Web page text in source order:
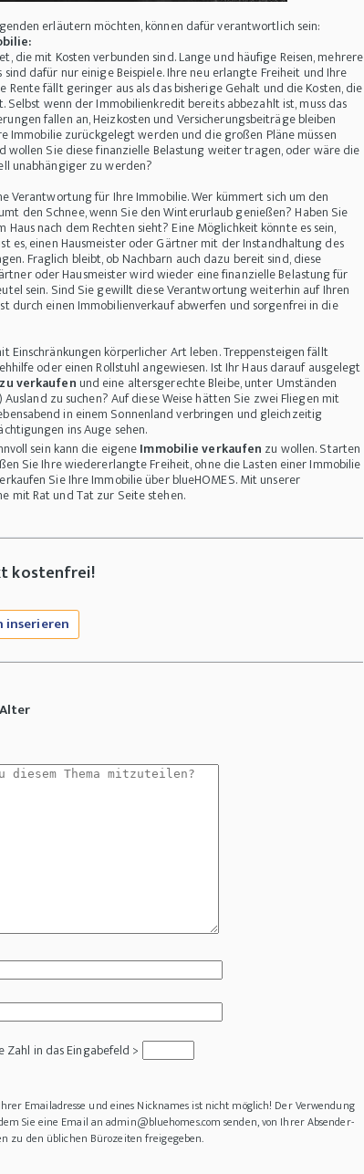
erläutern möchten, können dafür verantwortlich sein:
die mit Kosten verbunden sind. Lange und häufige Reisen, mehrere
sind dafür nur einige Beispiele. Ihre neu erlangte Freiheit und Ihre
fällt geringer aus als das bisherige Gehalt und die Kosten, die
Selbst wenn der Immobilienkredit bereits abbezahlt ist, muss das
fallen an, Heizkosten und Versicherungsbeiträge bleiben
Immobilie zurückgelegt werden und die großen Pläne müssen
wollen Sie diese finanzielle Belastung weiter tragen, oder wäre die
unabhängiger zu werden?
Verantwortung für Ihre Immobilie. Wer kümmert sich um den
den Schnee, wenn Sie den Winterurlaub genießen? Haben Sie
nach dem Rechten sieht? Eine Möglichkeit könnte es sein,
es, einen Hausmeister oder Gärtner mit der Instandhaltung des
Fraglich bleibt, ob Nachbarn auch dazu bereit sind, diese
oder Hausmeister wird wieder eine finanzielle Belastung für
sein. Sind Sie gewillt diese Verantwortung weiterhin auf Ihren
durch einen Immobilienverkauf abwerfen und sorgenfrei in die
Einschränkungen körperlicher Art leben. Treppensteigen fällt
oder einen Rollstuhl angewiesen. Ist Ihr Haus darauf ausgelegt
verkaufen und eine altersgerechte Bleibe, unter Umständen
zu suchen? Auf diese Weise hätten Sie zwei Fliegen mit
in einem Sonnenland verbringen und gleichzeitig
ins Auge sehen.
sein kann die eigeneImmobilie verkaufen zu wollen. Starten
Sie Ihre wiedererlangte Freiheit, ohne die Lasten einer Immobilie
Sie Ihre Immobilie über blueHOMES. Mit unserer
mit Rat und Tat zur Seite stehen.
kostenfrei!
inserieren
in das Eingabefeld >
Emailadresse und eines Nicknames ist nicht möglich! Der Verwendung
Sie eine Email an admin@bluehomes.com senden, von Ihrer Absender-
zu den üblichen Bürozeiten freigegeben.